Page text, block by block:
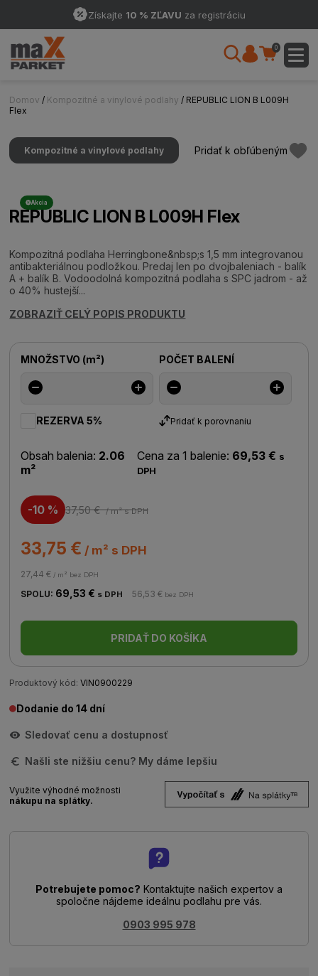
Získajte 10 % ZĽAVU za registráciu
0
Domov / Kompozitné a vinylové podlahy / REPUBLIC LION B L009H
Flex
Kompozitné a vinylové podlahy Pridať k obľúbeným
Akcia
REPUBLIC LION B L009H Flex
Kompozitná podlaha Herringbone&nbsp;s 1,5 mm integrovanou
antibakteriálnou podložkou. Predaj len po dvojbaleniach - balík
A + balík B. Vodoodolná kompozitná podlaha s SPC jadrom - až
o 40% hustejší...
ZOBRAZIŤ CELÝ POPIS PRODUKTU
MNOŽSTVO (m²) POČET BALENÍ
REZERVA 5% Pridať k porovnaniu
Obsah balenia: 2.06
m²
Cena za 1 balenie: 69,53 € s
DPH
-10 % 37,50 €/ m²s DPH
33,75 € / m² s DPH
27,44 € / m² bez DPH
SPOLU: 69,53 € s DPH 56,53 € bez DPH
PRIDAŤ DO KOŠÍKA
Produktový kód: VIN0900229
Dodanie do 14 dní
Sledovať cenu a dostupnosť
Našli ste nižšiu cenu? My dáme lepšiu
Využite výhodné možnosti
nákupu na splátky.
Potrebujete pomoc? Kontaktujte našich expertov a
spoločne nájdeme ideálnu podlahu pre vás.
0903 995 978